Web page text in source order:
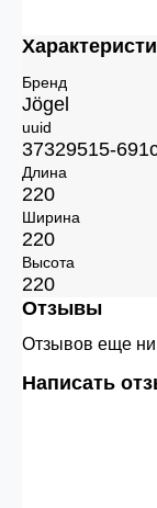
Бренд
Jögel
uuid
37329515-
Длина
220
Ширина
220
Высота
220
Отзывы
Отзывов еще
Написать